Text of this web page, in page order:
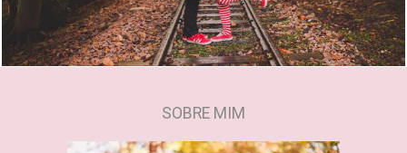
SOBRE MIM